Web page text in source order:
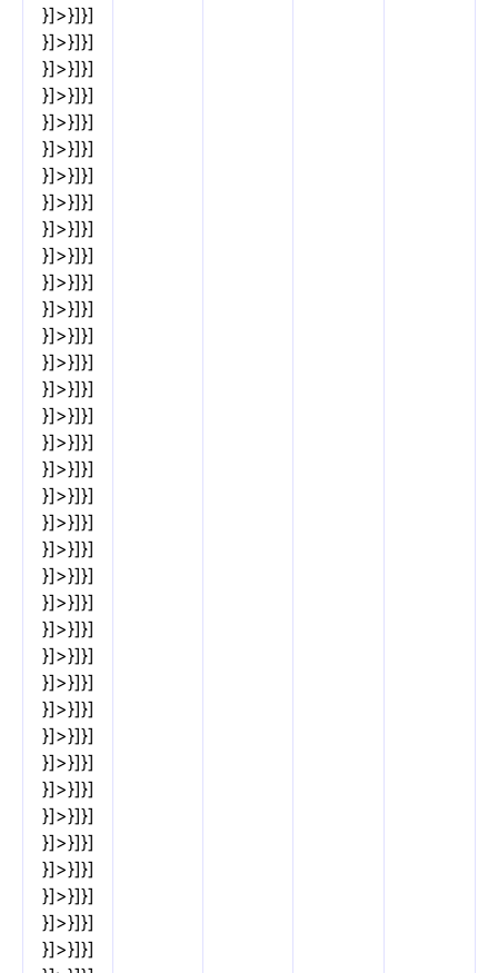
}]>}]}]
}]>}]}]
}]>}]}]
}]>}]}]
}]>}]}]
}]>}]}]
}]>}]}]
}]>}]}]
}]>}]}]
}]>}]}]
}]>}]}]
}]>}]}]
}]>}]}]
}]>}]}]
}]>}]}]
}]>}]}]
}]>}]}]
}]>}]}]
}]>}]}]
}]>}]}]
}]>}]}]
}]>}]}]
}]>}]}]
}]>}]}]
}]>}]}]
}]>}]}]
}]>}]}]
}]>}]}]
}]>}]}]
}]>}]}]
}]>}]}]
}]>}]}]
}]>}]}]
}]>}]}]
}]>}]}]
}]>}]}]